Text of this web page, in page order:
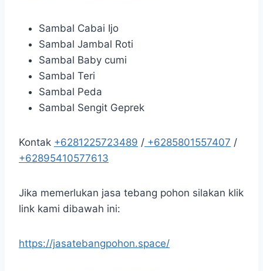
Sambal Cabai Ijo
Sambal Jambal Roti
Sambal Baby cumi
Sambal Teri
Sambal Peda
Sambal Sengit Geprek
Kontak +6281225723489 / +6285801557407 /
+62895410577613
Jika memerlukan jasa tebang pohon silakan klik
link kami dibawah ini:
https://jasatebangpohon.space/